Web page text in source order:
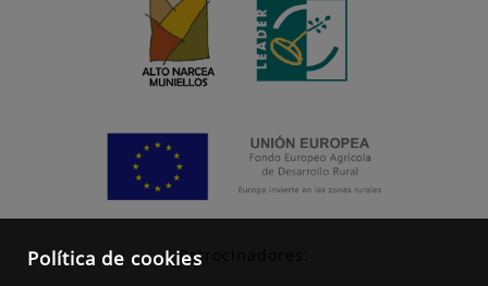
Patrocinadores:
Política de cookies